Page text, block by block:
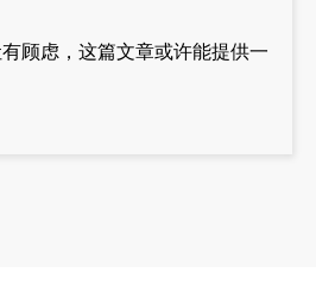
顾虑，这篇文章或许能提供一